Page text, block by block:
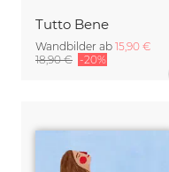
Tutto Bene
Wandbilder ab 15,90 €
18,90 € -20%